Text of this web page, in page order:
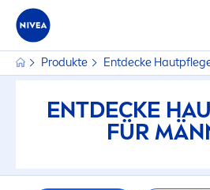
Produkte Entdecke
ENTDECKE
FÜR
FILTER
HAUTTYP
Alle Hauttypen